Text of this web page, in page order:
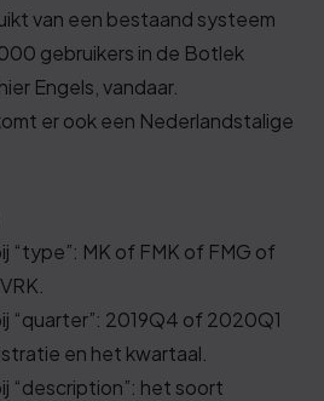
van een bestaand systeem
gebruikers in de Botlek
Engels, vandaar.
er ook een Nederlandstalige
“type”: MK of FMK of FMG of
“quarter”: 2019Q4 of 2020Q1
en het kwartaal.
“description”: het soort